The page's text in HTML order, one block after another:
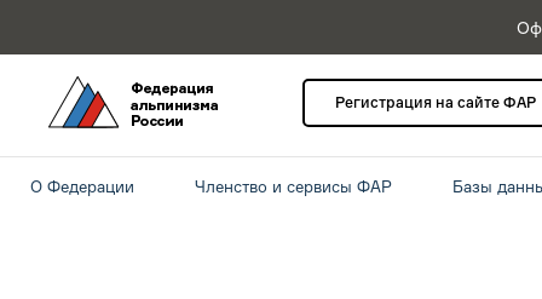
Регистрация на сайте ФАР
О Федерации Членство и сервисы ФАР Базы